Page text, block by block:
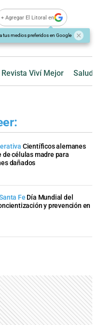
+ Agregar El Litoral en
tus medios preferidos en Google
Revista Viví Mejor Salud
Científicos alemanes
de células madre para
dañados
Fe Día Mundial del
y prevención en